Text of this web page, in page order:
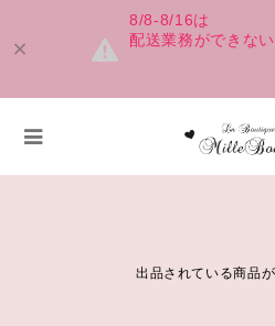
8/8-8/16は
配送業務ができな
SWEATSHIRT
出品されている商品が